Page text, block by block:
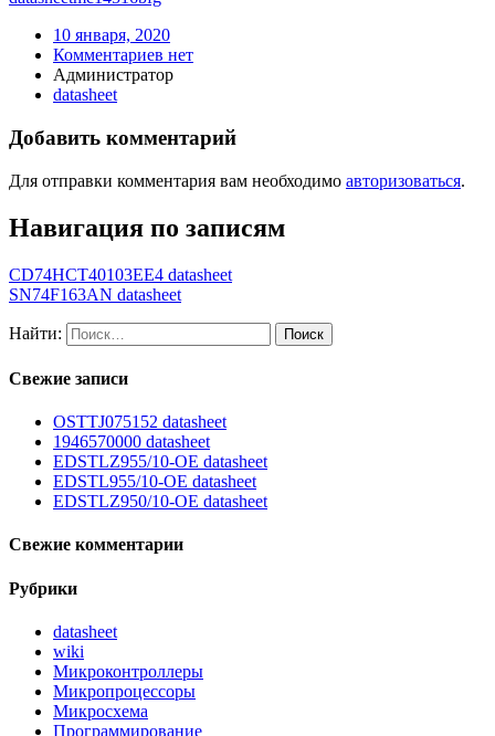
10 января, 2020
Комментариев нет
Администратор
datasheet
Добавить комментарий
Для отправки комментария вам необходимо авторизоваться.
Навигация по записям
CD74HCT40103EE4 datasheet
SN74F163AN datasheet
Найти:
Свежие записи
OSTTJ075152 datasheet
1946570000 datasheet
EDSTLZ955/10-OE datasheet
EDSTL955/10-OE datasheet
EDSTLZ950/10-OE datasheet
Свежие комментарии
Рубрики
datasheet
wiki
Микроконтроллеры
Микропроцессоры
Микросхема
Программирование